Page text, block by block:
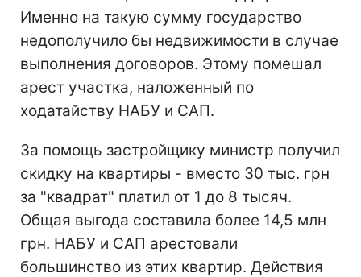
Именно на такую сумму государство
недополучило бы недвижимости в случае
выполнения договоров. Этому помешал
арест участка, наложенный по
ходатайству НАБУ и САП.
За помощь застройщику министр получил
скидку на квартиры - вместо 30 тыс. грн
за "квадрат" платил от 1 до 8 тысяч.
Общая выгода составила более 14,5 млн
грн. НАБУ и САП арестовали
большинство из этих квартир. Действия